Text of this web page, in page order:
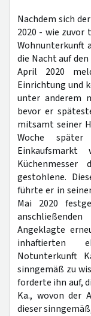
Nachdem sich
2020 - wie
Wohnunterkunft
die Nacht auf
April 2020
Einrichtung und
unter anderem
bevor er
mitsamt seiner
Woche
gestohlene.
führte er in
Mai 2020
Angeklagte
inhaftierten
Notunterkunft
sinngemäß zu
forderte ihn auf,
Ka., wovon der
dieser